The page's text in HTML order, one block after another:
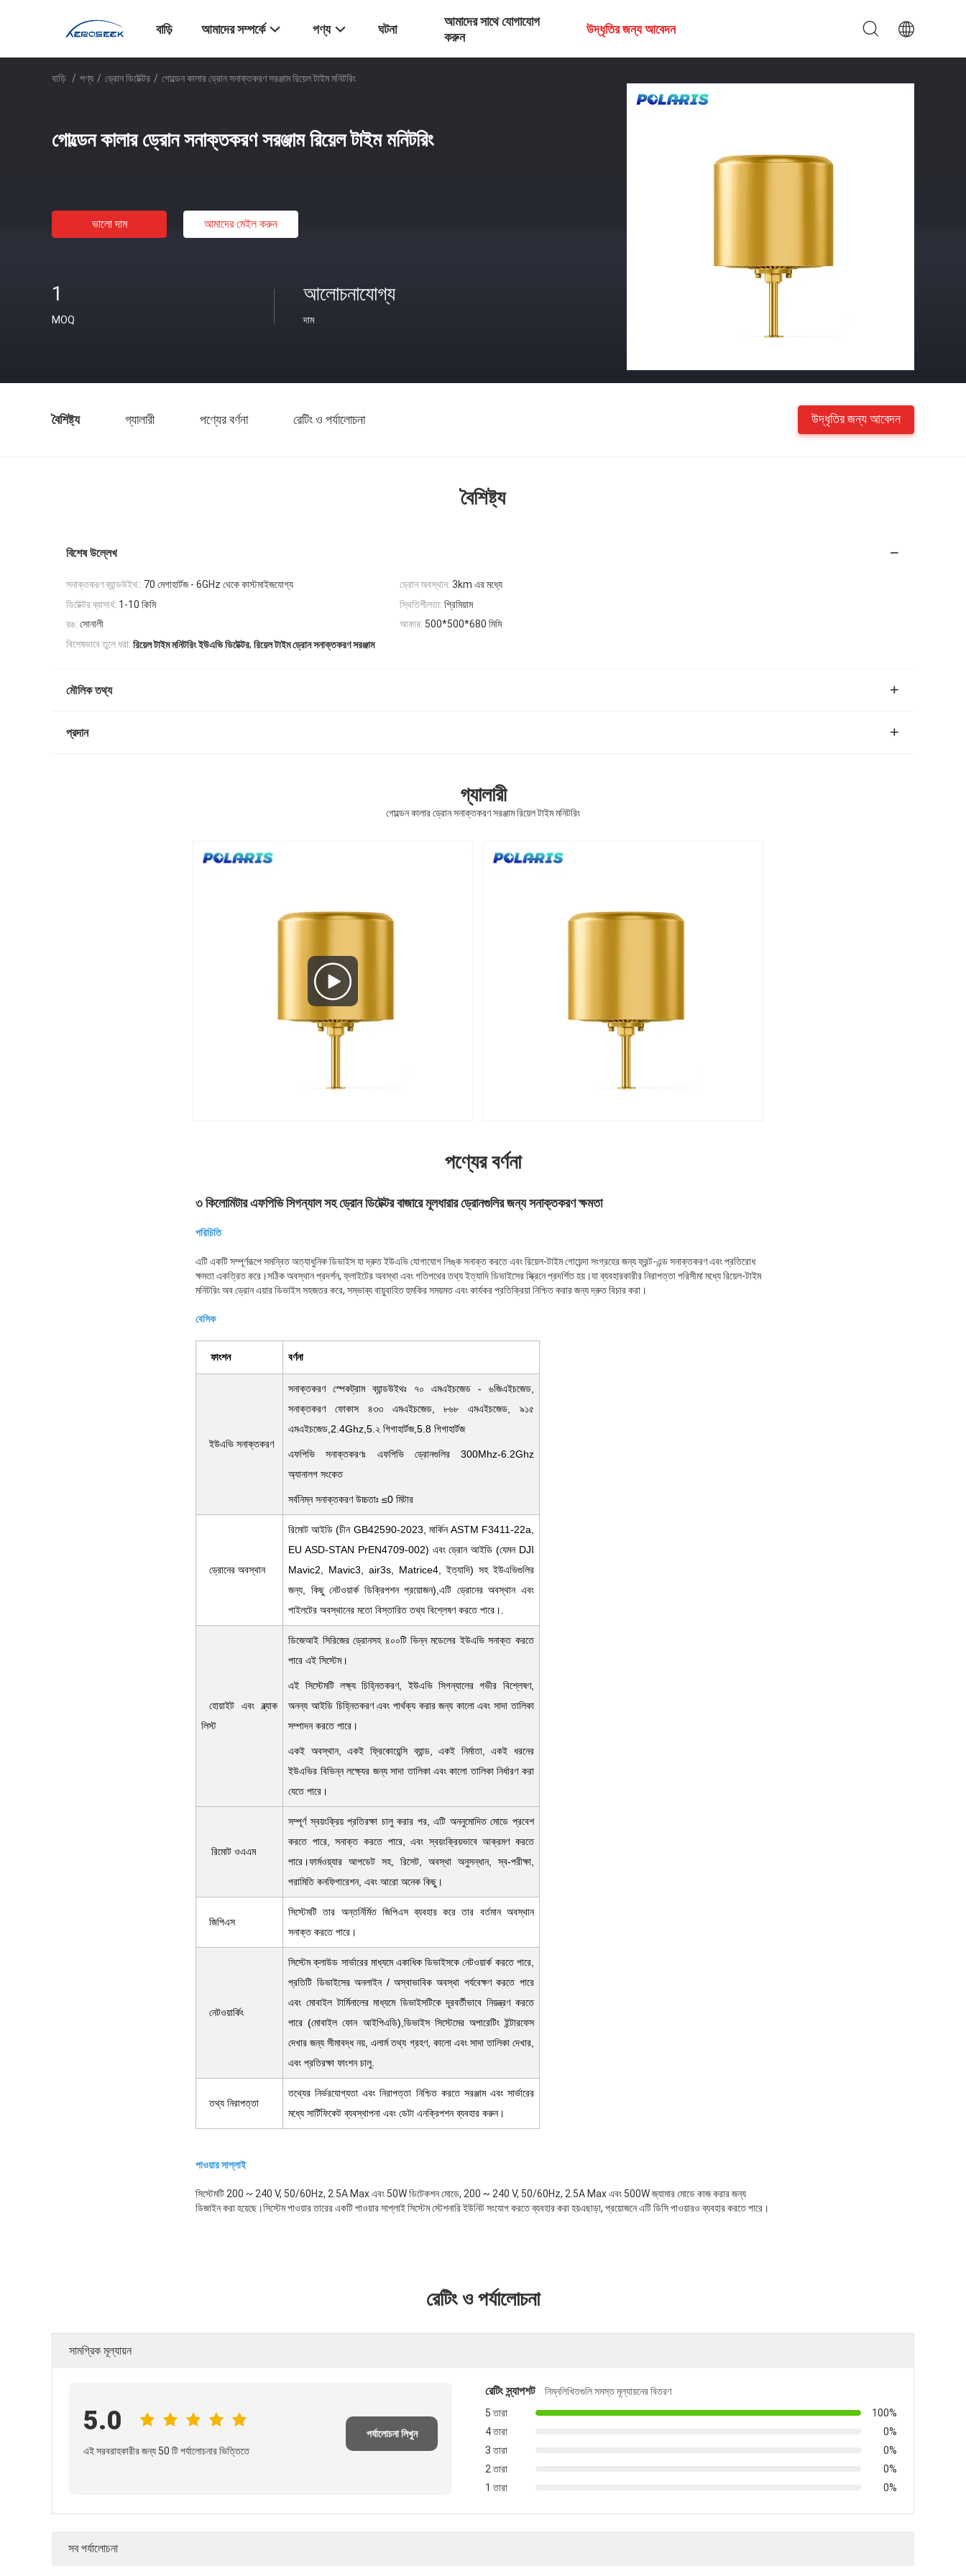
বাড়ি আমাদের সম্পর্কে পণ্য ঘটনা
আমাদের সাথে যোগাযোগ
করুন
উদ্ধৃতির জন্য আবেদন
বাড়ি / পণ্য / ড্রোন ডিটেক্টর / গোল্ডেন কালার ড্রোন সনাক্তকরণ সরঞ্জাম রিয়েল টাইম মনিটরিং
গোল্ডেন কালার ড্রোন সনাক্তকরণ সরঞ্জাম রিয়েল টাইম মনিটরিং
ভালো দাম আমাদের মেইল ​​করুন
1
MOQ
আলোচনাযোগ্য
দাম
বৈশিষ্ট্য গ্যালারী পণ্যের বর্ণনা রেটিং ও পর্যালোচনা উদ্ধৃতির জন্য আবেদন
বৈশিষ্ট্য
বিশেষ উল্লেখ
সনাক্তকরণ ব্যান্ডউইথ:: 70 মেগাহার্টজ - 6GHz থেকে কাস্টমাইজযোগ্য ড্রোন অবস্থান: 3km এর মধ্যে
ডিটেক্টর ব্যাসার্ধ: 1-10 কিমি স্থিতিশীলতা: প্রিমিয়াম
রঙ: সোনালী আকার: 500*500*680 মিমি
বিশেষভাবে তুলে ধরা: রিয়েল টাইম মনিটরিং ইউএভি ডিটেক্টর, রিয়েল টাইম ড্রোন সনাক্তকরণ সরঞ্জাম
মৌলিক তথ্য
প্রদান
গ্যালারী
গোল্ডেন কালার ড্রোন সনাক্তকরণ সরঞ্জাম রিয়েল টাইম মনিটরিং
পণ্যের বর্ণনা
৩ কিলোমিটার এফপিভি সিগন্যাল সহ ড্রোন ডিটেক্টর বাজারে মূলধারার ড্রোনগুলির জন্য সনাক্তকরণ ক্ষমতা
পরিচিতি
এটি একটি সম্পূর্ণরূপে সমন্বিত অত্যাধুনিক ডিভাইস যা দ্রুত ইউএভি যোগাযোগ লিঙ্ক সনাক্ত করতে এবং রিয়েল-টাইম গোয়েন্দা সংগ্রহের জন্য ফ্রন্ট-এন্ড সনাক্তকরণ এবং প্রতিরোধ
ক্ষমতা একত্রিত করে।সঠিক অবস্থান প্রদর্শন, ফ্লাইটের অবস্থা এবং গতিপথের তথ্য ইত্যাদি ডিভাইসের স্ক্রিনে প্রদর্শিত হয়।যা ব্যবহারকারীর নিরাপত্তা পরিসীমা মধ্যে রিয়েল-টাইম
মনিটরিং অব ড্রোন এয়ার ডিভাইস সহজতর করে, সম্ভাব্য বায়ুবাহিত হুমকির সময়মত এবং কার্যকর প্রতিক্রিয়া নিশ্চিত করার জন্য দ্রুত বিচার করা।
বেসিক
ফাংশন বর্ণনা
ইউএভি সনাক্তকরণ
সনাক্তকরণ স্পেকট্রাম ব্যান্ডউইথঃ ৭০ এমএইচজেড - ৬জিএইচজেড,
সনাক্তকরণ ফোকাস ৪৩৩ এমএইচজেড, ৮৬৮ এমএইচজেড, ৯১৫
এমএইচজেড,2.4Ghz,5.২ গিগাহার্টজ,5.8 গিগাহার্টজ
এফপিভি সনাক্তকরণঃ এফপিভি ড্রোনগুলির 300Mhz-6.2Ghz
অ্যানালগ সংকেত
সর্বনিম্ন সনাক্তকরণ উচ্চতাঃ ≤0 মিটার
ড্রোনের অবস্থান
রিমোট আইডি (চীন GB42590-2023, মার্কিন ASTM F3411-22a,
EU ASD-STAN PrEN4709-002) এবং ড্রোন আইডি (যেমন DJI
Mavic2, Mavic3, air3s, Matrice4, ইত্যাদি) সহ ইউএভিগুলির
জন্য, কিছু নেটওয়ার্ক ডিক্রিপশন প্রয়োজন),এটি ড্রোনের অবস্থান এবং
পাইলটের অবস্থানের মতো বিস্তারিত তথ্য বিশ্লেষণ করতে পারে।.
হোয়াইট এবং ব্ল্যাক
লিস্ট
ডিজেআই সিরিজের ড্রোনসহ ৪০০টি ভিন্ন মডেলের ইউএভি সনাক্ত করতে
পারে এই সিস্টেম।
এই সিস্টেমটি লক্ষ্য চিহ্নিতকরণ, ইউএভি সিগন্যালের গভীর বিশ্লেষণ,
অনন্য আইডি চিহ্নিতকরণ এবং পার্থক্য করার জন্য কালো এবং সাদা তালিকা
সম্পাদন করতে পারে।
একই অবস্থান, একই ফ্রিকোয়েন্সি ব্যান্ড, একই নির্মাতা, একই ধরনের
ইউএভির বিভিন্ন লক্ষ্যের জন্য সাদা তালিকা এবং কালো তালিকা নির্ধারণ করা
যেতে পারে।
রিমোট ওএএম
সম্পূর্ণ স্বয়ংক্রিয় প্রতিরক্ষা চালু করার পর, এটি অননুমোদিত মোডে প্রবেশ
করতে পারে, সনাক্ত করতে পারে, এবং স্বয়ংক্রিয়ভাবে আক্রমণ করতে
পারে।ফার্মওয়্যার আপডেট সহ, রিসেট, অবস্থা অনুসন্ধান, স্ব-পরীক্ষা,
পরামিতি কনফিগারেশন, এবং আরো অনেক কিছু।
জিপিএস
সিস্টেমটি তার অন্তর্নির্মিত জিপিএস ব্যবহার করে তার বর্তমান অবস্থান
সনাক্ত করতে পারে।
নেটওয়ার্কিং
সিস্টেম ক্লাউড সার্ভারের মাধ্যমে একাধিক ডিভাইসকে নেটওয়ার্ক করতে পারে,
প্রতিটি ডিভাইসের অনলাইন / অস্বাভাবিক অবস্থা পর্যবেক্ষণ করতে পারে
এবং মোবাইল টার্মিনালের মাধ্যমে ডিভাইসটিকে দূরবর্তীভাবে নিয়ন্ত্রণ করতে
পারে (মোবাইল ফোন আইপিএডি),ডিভাইস সিস্টেমের অপারেটিং ইন্টারফেস
দেখার জন্য সীমাবদ্ধ নয়, এলার্ম তথ্য গ্রহণ, কালো এবং সাদা তালিকা দেখার,
এবং প্রতিরক্ষা ফাংশন চালু.
তথ্য নিরাপত্তা
তথ্যের নির্ভরযোগ্যতা এবং নিরাপত্তা নিশ্চিত করতে সরঞ্জাম এবং সার্ভারের
মধ্যে সার্টিফিকেট ব্যবস্থাপনা এবং ডেটা এনক্রিপশন ব্যবহার করুন।
পাওয়ার সাপ্লাই
সিস্টেমটি 200 ~ 240 V, 50/60Hz, 2.5A Max এবং 50W ডিটেকশন মোডে, 200 ~ 240 V, 50/60Hz, 2.5A Max এবং 500W জ্যামার মোডে কাজ করার জন্য
ডিজাইন করা হয়েছে।সিস্টেম পাওয়ার তারের একটি পাওয়ার সাপ্লাই সিস্টেম স্টেশনারি ইউনিট সংযোগ করতে ব্যবহার করা হয়এছাড়া, প্রয়োজনে এটি ডিসি পাওয়ারও ব্যবহার করতে পারে।
রেটিং ও পর্যালোচনা
সামগ্রিক মূল্যায়ন
5.0
এই সরবরাহকারীর জন্য 50 টি পর্যালোচনার ভিত্তিতে
পর্যালোচনা লিখুন
রেটিং স্ন্যাপশট
নিম্নলিখিতগুলি সমস্ত মূল্যায়নের বিতরণ
5 তারা
100%
4 তারা
0%
3 তারা
0%
2 তারা
0%
1 তারা
0%
সব পর্যালোচনা